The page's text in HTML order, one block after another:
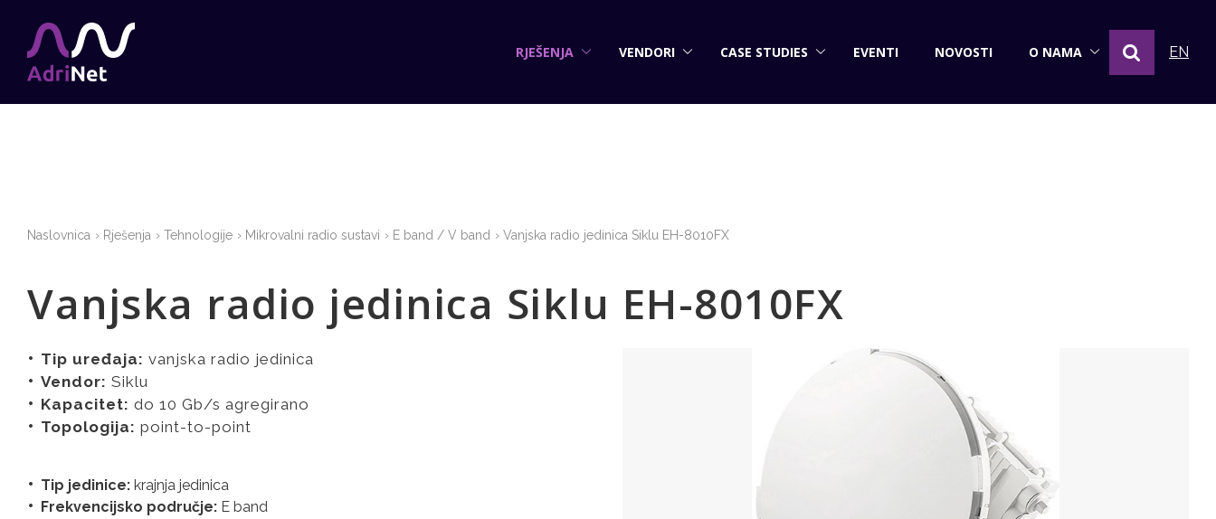
RJEŠENJA VENDORI CASE STUDIES EVENTI NOVOSTI O NAMA EN
Naslovnica Rješenja Tehnologije Mikrovalni radio sustavi E band / V band Vanjska radio jedinica Siklu EH-8010FX
Vanjska radio jedinica Siklu EH-8010FX
Tip uređaja: vanjska radio jedinica
Vendor: Siklu
Kapacitet: do 10 Gb/s agregirano
Topologija: point-to-point
Tip jedinice: krajnja jedinica
Frekvencijsko područje: E band